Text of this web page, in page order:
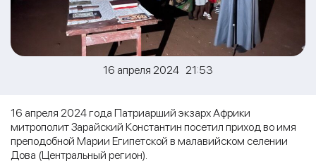
16 апреля 2024 21:53
16 апреля 2024 года Патриарший экзарх Африки
митрополит Зарайский Константин посетил приход во имя
преподобной Марии Египетской в малавийском селении
Дова (Центральный регион).